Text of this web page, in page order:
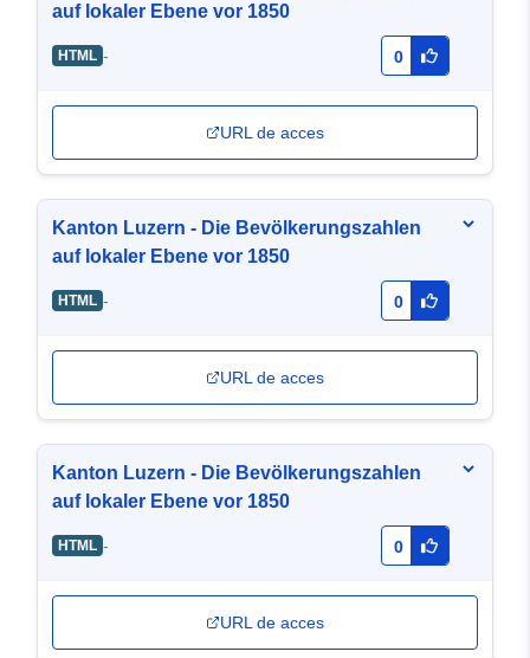
auf lokaler Ebene vor 1850
HTML - 0
URL de acces
Kanton Luzern - Die Bevölkerungszahlen
auf lokaler Ebene vor 1850
HTML - 0
URL de acces
Kanton Luzern - Die Bevölkerungszahlen
auf lokaler Ebene vor 1850
HTML - 0
URL de acces